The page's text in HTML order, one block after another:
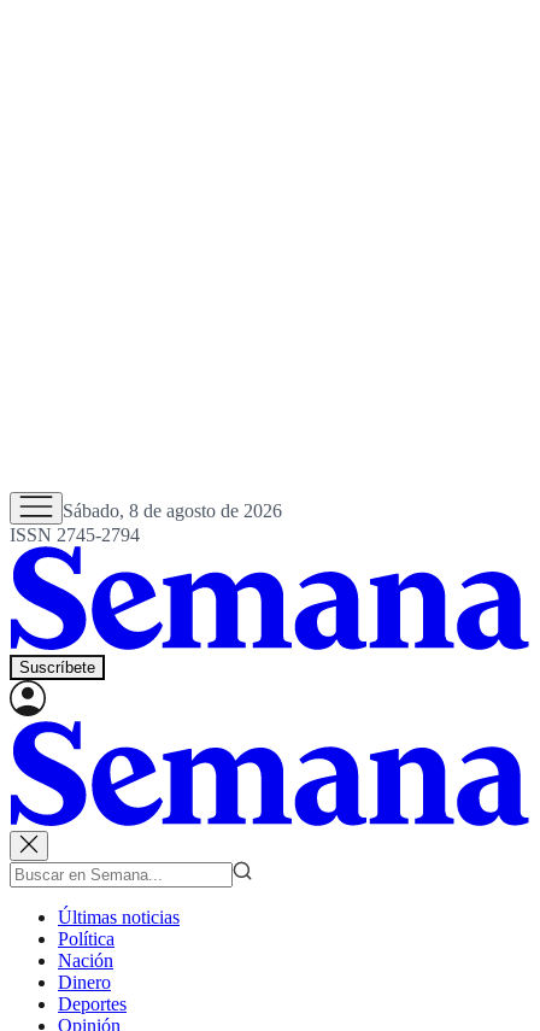
Sábado, 8 de agosto de 2026
ISSN 2745-2794
Suscríbete
Últimas noticias
Política
Nación
Dinero
Deportes
Opinión